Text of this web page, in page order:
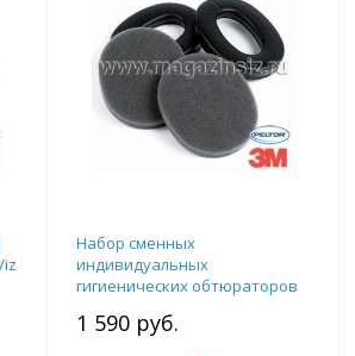
Набор сменных
индивидуальных
гигиенических обтюраторов
Optime II
1 590 руб.